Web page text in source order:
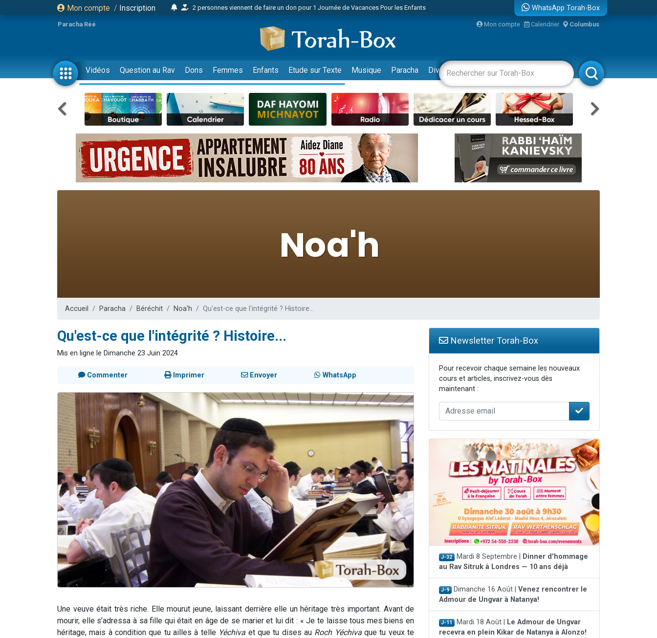
Mon compte / Inscription
2 personnes viennent de faire un don pour 1 Journée de Vacances Pour les Enfants
4 personnes viennent de nous rejoindre sur WhatsApp
Il reste 49 places pour étudier en groupe sur Zoom
23 personnes viennent de faire un don pour Diane, 80 ans, dans un appartement insalubre
Eva vient de donner son Maasser
4 personnes viennent de nous rejoindre sur WhatsApp
3 personnes viennent de nous rejoindre sur WhatsApp
3 personnes viennent de faire un don pour 5 jours de vacances aux Orphelins
Odaya vient de donner son Maasser
2 personnes viennent de nous rejoindre sur WhatsApp
13 personnes viennent de demander une bénédiction
12 nouvelles musiques dans Torah-Box Music
2 personnes viennent de nous rejoindre sur WhatsApp
3 personnes viennent de nous rejoindre sur WhatsApp
WhatsApp Torah-Box
Paracha Réé Mon compte Calendrier Columbus
Vidéos Question au Rav Dons Femmes Enfants Etude sur Texte Musique Paracha Divertissements Livres Rabbanim
Accueil Paracha Béréchit Noa'h Qu'est-ce que l'intégrité ? Histoire...
Qu'est-ce que l'intégrité ? Histoire...
Mis en ligne le Dimanche 23 Juin 2024
Commenter Imprimer Envoyer WhatsApp
Une veuve était très riche. Elle mourut jeune, laissant derrière elle un héritage très important. Avant de
mourir, elle s’adressa à sa fille qui était en âge de se marier et lui dit : « Je te laisse tous mes biens en
héritage, mais à condition que tu ailles à telle Yéchiva et que tu dises au Roch Yéchivaque tu veux te
Newsletter Torah-Box
Pour recevoir chaque semaine les nouveaux
cours et articles, inscrivez-vous dès
maintenant :
J-32 Mardi 8 Septembre |
Dinner d'hommage
au Rav Sitruk à Londres — 10 ans déjà
J-9 Dimanche 16 Août | Venez rencontrer le
Admour de Ungvar à Natanya!
J-11 Mardi 18 Août |
Le Admour de Ungvar
recevra en plein Kikar de Natanya à Alonzo!